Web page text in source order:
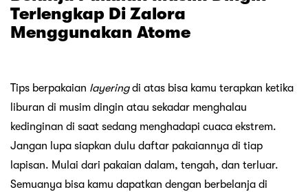
Terlengkap Di Zalora
Menggunakan Atome
Tips berpakaian layeringdi atas bisa kamu terapkan ketika
liburan di musim dingin atau sekadar menghalau
kedinginan di saat sedang menghadapi cuaca ekstrem.
Jangan lupa siapkan dulu daftar pakaiannya di tiap
lapisan. Mulai dari pakaian dalam, tengah, dan terluar.
Semuanya bisa kamu dapatkan dengan berbelanja di